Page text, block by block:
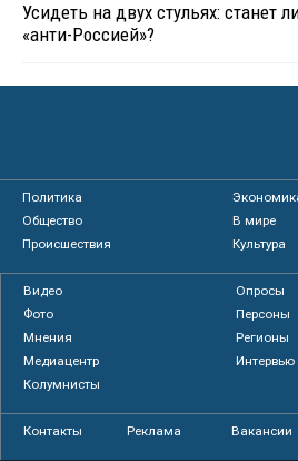
Усидеть на двух стульях: станет
«анти-Россией»?
Политика
Общество
В мире
Происшествия
Культура
Видео
Опросы
Фото
Персоны
Мнения
Регионы
Медиацентр
Интервью
Колумнисты
Контакты Реклама Вакансии